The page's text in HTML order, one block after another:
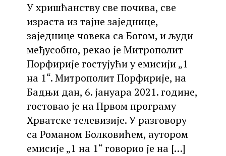
У хришћанству све почива, све
израста из тајне заједнице,
заједнице човека са Богом, и људи
међусобно, рекао је Митрополит
Порфирије гостујући у емисији „1
на 1“. Митрополит Порфирије, на
Бадњи дан, 6. јануара 2021. године,
гостовао је на Првом програму
Хрватске телевизије. У разговору
са Романом Болковићем, аутором
емисије „1 на 1“ говорио је на […]